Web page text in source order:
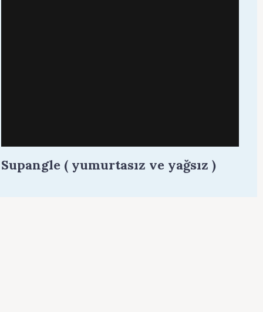
Supangle ( yumurtasız ve yağsız )